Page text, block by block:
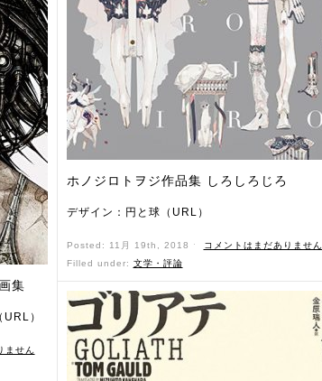
集
）
ません
ホノジロトヲジ作品集 しろしろじろ
デザイン：円と球（URL）
Posted: 11月 19th, 2018 ˑ
コメントはまだありません
Filled under: 文学・評論